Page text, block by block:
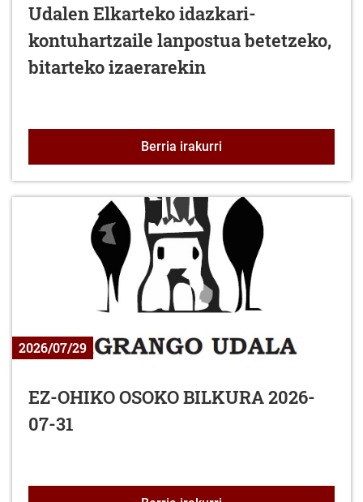
Udalen Elkarteko idazkari-
kontuhartzaile lanpostua betetzeko,
bitarteko izaerarekin
Berria irakurri
2026/07/29
EZ-OHIKO OSOKO BILKURA 2026-
07-31